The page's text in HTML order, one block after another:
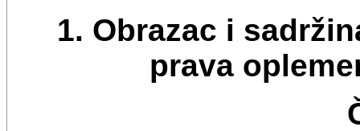
1. Obrazac i
prava